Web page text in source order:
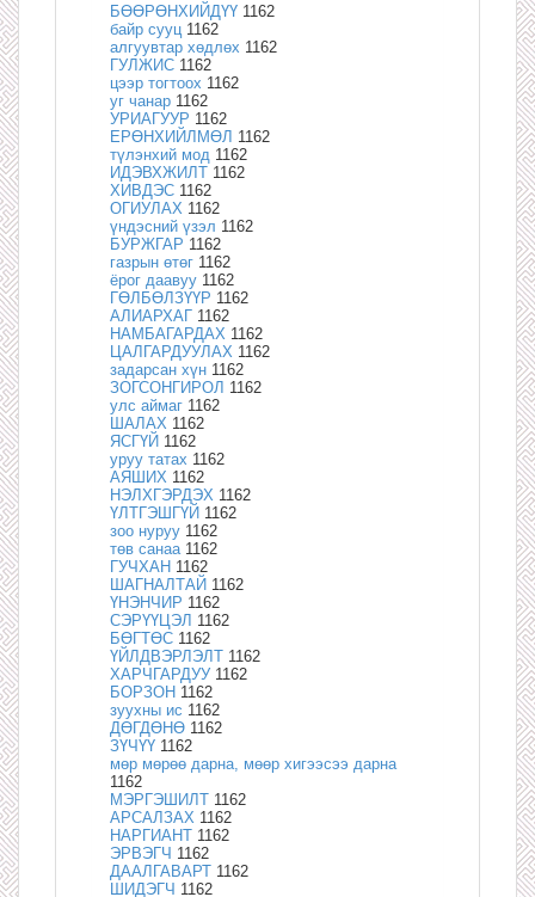
БӨӨРӨНХИЙДҮҮ 1162
байр сууц 1162
алгуувтар хөдлөх 1162
ГУЛЖИС 1162
цээр тогтоох 1162
уг чанар 1162
УРИАГУУР 1162
ЕРӨНХИЙЛМӨЛ 1162
түлэнхий мод 1162
ИДЭВХЖИЛТ 1162
ХИВДЭС 1162
ОГИУЛАХ 1162
үндэсний үзэл 1162
БУРЖГАР 1162
газрын өтөг 1162
ёрог даавуу 1162
ГӨЛБӨЛЗҮҮР 1162
АЛИАРХАГ 1162
НАМБАГАРДАХ 1162
ЦАЛГАРДУУЛАХ 1162
задарсан хүн 1162
ЗОГСОНГИРОЛ 1162
улс аймаг 1162
ШАЛАХ 1162
ЯСГҮЙ 1162
уруу татах 1162
АЯШИХ 1162
НЭЛХГЭРДЭХ 1162
ҮЛТГЭШГҮЙ 1162
зоо нуруу 1162
төв санаа 1162
ГУЧХАН 1162
ШАГНАЛТАЙ 1162
ҮНЭНЧИР 1162
СЭРҮҮЦЭЛ 1162
БӨГТӨС 1162
ҮЙЛДВЭРЛЭЛТ 1162
ХАРЧГАРДУУ 1162
БОРЗОН 1162
зуухны ис 1162
ДӨГДӨНӨ 1162
ЗҮЧҮҮ 1162
мөр мөрөө дарна, мөөр хигээсээ дарна
1162
МЭРГЭШИЛТ 1162
АРСАЛЗАХ 1162
НАРГИАНТ 1162
ЭРВЭГЧ 1162
ДААЛГАВАРТ 1162
ШИДЭГЧ 1162